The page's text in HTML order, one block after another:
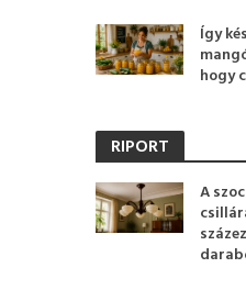
Így
hogy
RIPORT
A